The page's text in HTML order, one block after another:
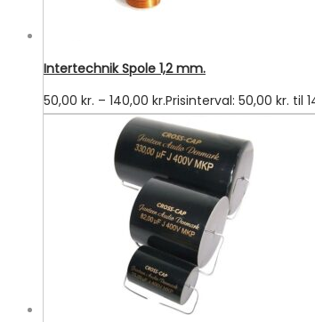
Intertechnik Spole 1,2 mm.
50,00 kr. – 140,00 kr.Prisinterval: 50,00 kr. til